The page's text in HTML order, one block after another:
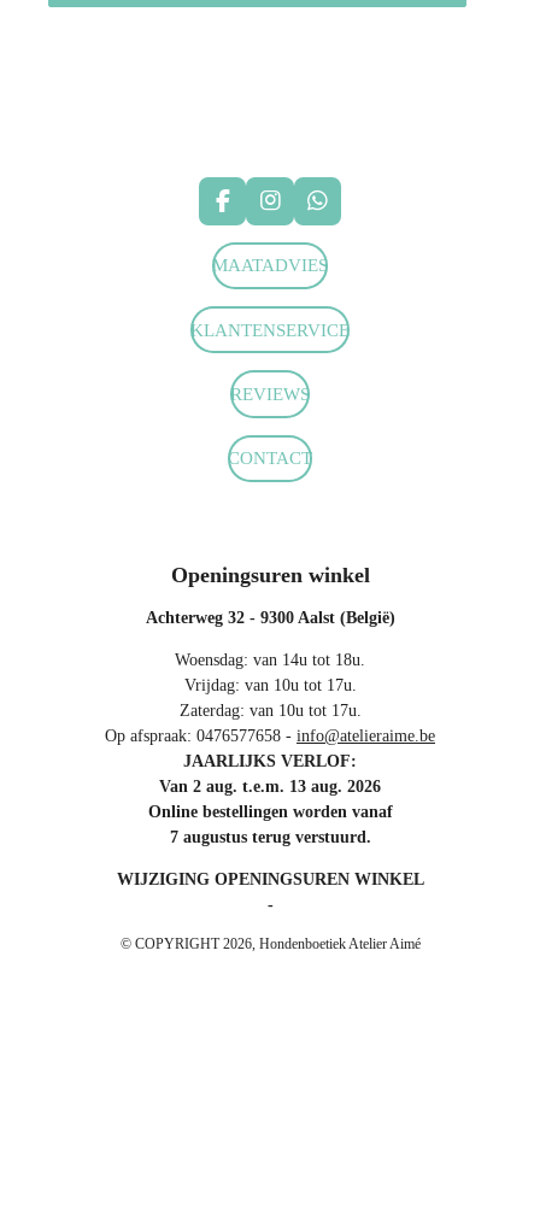
F
a
c
e
o
I
n
t
r
m
W
h
a
t
p
MAATADVIES
KLANTENSERVICE
REVIEWS
CONTACT
Openingsuren winkel
Achterweg 32 - 9300 Aalst (België)
Woensdag: van 14u tot 18u.
Vrijdag: van 10u tot 17u.
Zaterdag: van 10u tot 17u.
Op afspraak: 0476577658 - info@atelieraime.be
JAARLIJKS VERLOF:
Van 2 aug. t.e.m. 13 aug. 2026
Online bestellingen worden vanaf
7 augustus terug verstuurd.
WIJZIGING OPENINGSUREN WINKEL
-
© COPYRIGHT 2026, Hondenboetiek Atelier Aimé